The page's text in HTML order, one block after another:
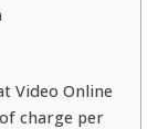
Video Online
charge per